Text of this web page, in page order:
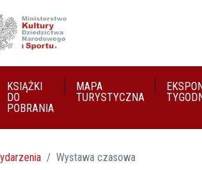
KSIĄŻKI
DO
POBRANIA
MAPA
TURYSTYCZNA
Wystawa czasowa